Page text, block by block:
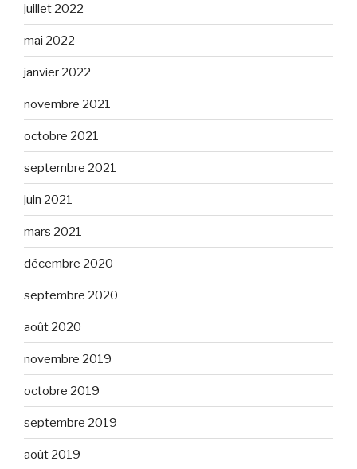
juillet 2022
mai 2022
janvier 2022
novembre 2021
octobre 2021
septembre 2021
juin 2021
mars 2021
décembre 2020
septembre 2020
août 2020
novembre 2019
octobre 2019
septembre 2019
août 2019